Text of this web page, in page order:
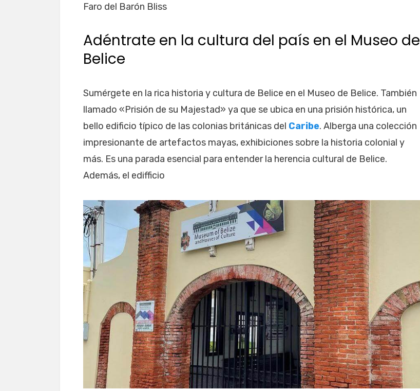
Faro del Barón Bliss
Adéntrate en la cultura del país en el Museo de
Belice
Sumérgete en la rica historia y cultura de Belice en el Museo de Belice. También
llamado «Prisión de su Majestad» ya que se ubica en una prisión histórica, un
bello edificio típico de las colonias británicas del Caribe. Alberga una colección
impresionante de artefactos mayas, exhibiciones sobre la historia colonial y
más. Es una parada esencial para entender la herencia cultural de Belice.
Además, el edifficio